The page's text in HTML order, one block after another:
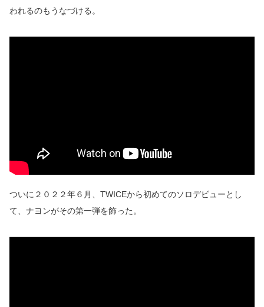
われるのもうなづける。
ついに２０２２年６月、TWICEから初めてのソロデビューとし
て、ナヨンがその第一弾を飾った。